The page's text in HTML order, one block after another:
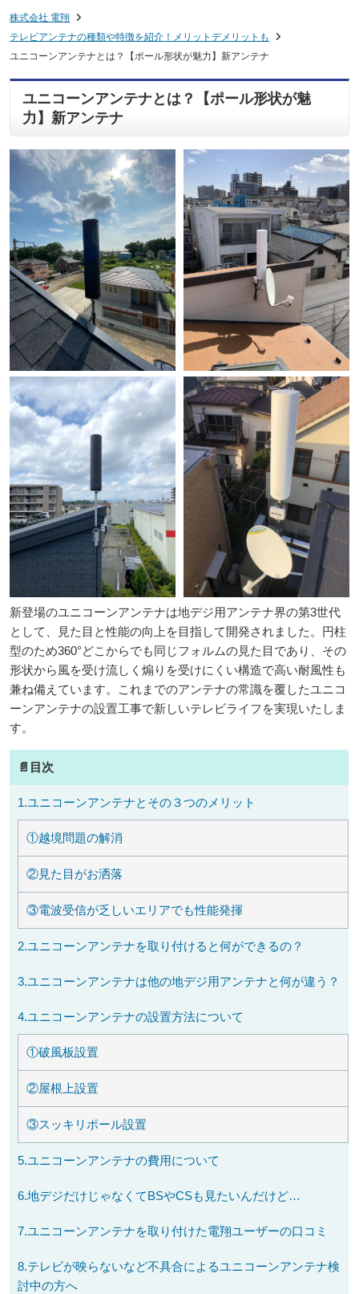
株式会社 電翔
テレビアンテナの種類や特徴を紹介！メリットデメリットも
ユニコーンアンテナとは？【ポール形状が魅力】新アンテナ
ユニコーンアンテナとは？【ポール形状が魅
力】新アンテナ
新登場のユニコーンアンテナは地デジ用アンテナ界の第3世代
として、見た目と性能の向上を目指して開発されました。円柱
型のため360°どこからでも同じフォルムの見た目であり、その
形状から風を受け流しく煽りを受けにくい構造で高い耐風性も
兼ね備えています。これまでのアンテナの常識を覆したユニコ
ーンアンテナの設置工事で新しいテレビライフを実現いたしま
す。
📄目次
1.ユニコーンアンテナとその３つのメリット
①越境問題の解消
②見た目がお洒落
③電波受信が乏しいエリアでも性能発揮
2.ユニコーンアンテナを取り付けると何ができるの？
3.ユニコーンアンテナは他の地デジ用アンテナと何が違う？
4.ユニコーンアンテナの設置方法について
①破風板設置
②屋根上設置
③スッキリポール設置
5.ユニコーンアンテナの費用について
6.地デジだけじゃなくてBSやCSも見たいんだけど…
7.ユニコーンアンテナを取り付けた電翔ユーザーの口コミ
8.テレビが映らないなど不具合によるユニコーンアンテナ検
討中の方へ